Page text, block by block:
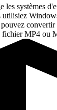
les systèmes
utilisiez
convertir
fichier MP4 ou